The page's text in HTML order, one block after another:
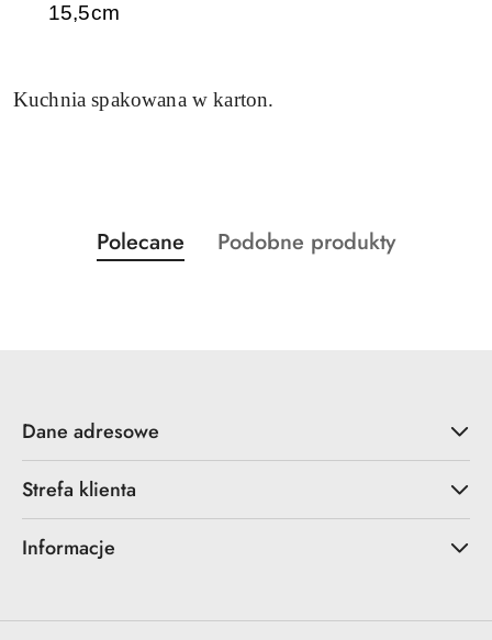
15,5cm
Kuchnia spakowana w karton.
Pomiń karuzelę produktów
Produkty
o
Polecane
Produkty
Podobne produkty
Dane adresowe
Strefa klienta
Informacje